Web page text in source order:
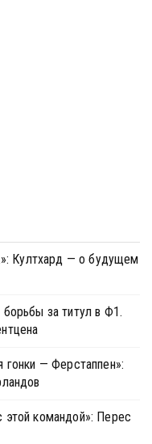
Култхард — о будущем
за титул в Ф1.
гонки — Ферстаппен»:
командой»: Перес